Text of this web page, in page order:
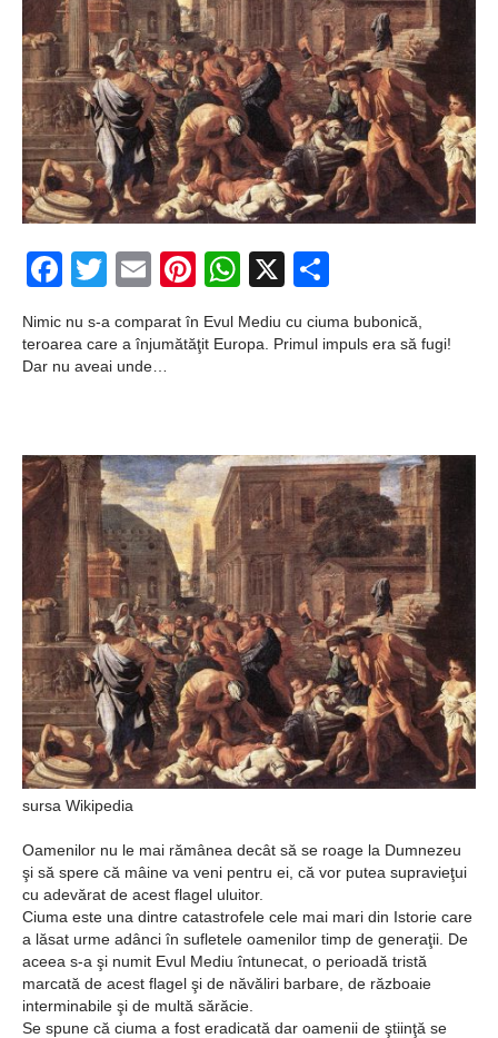
fericite ale Istoriei
Cimitirul bântuit din
Wenonah
Gest din disperare
în India
Băuturile în Bulgaria
Uimitoarea viaţă a
Îngeri pe Marte
accidente
Ochii statuii
Fecioarei
sângerează
Facebook
Twitter
EmailPinterest
WhatsApp
X
Nimic nu s-a comparat în Evul Mediu cu ciuma bubonică,
teroarea care a înjumătăţit Europa. Primul impuls era să fugi!
Dar nu aveai unde…
sursa Wikipedia
Oamenilor nu le mai rămânea decât să se roage la Dumnezeu
şi să spere că mâine va veni pentru ei, că vor putea supravieţui
cu adevărat de acest flagel uluitor.
Ciuma este una dintre catastrofele cele mai mari din Istorie care
a lăsat urme adânci în sufletele oamenilor timp de generaţii. De
aceea s-a şi numit Evul Mediu întunecat, o perioadă tristă
marcată de acest flagel şi de năvăliri barbare, de războaie
interminabile şi de multă sărăcie.
Se spune că ciuma a fost eradicată dar oamenii de ştiinţă se